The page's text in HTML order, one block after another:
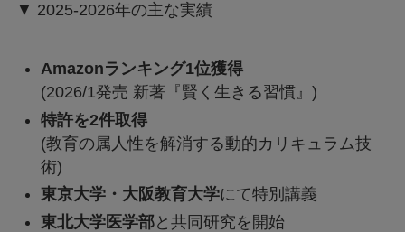
▼ 2025-2026年の主な実績
Amazonランキング1位獲得
(2026/1発売 新著『賢く生きる習慣』)
特許を2件取得
(教育の属人性を解消する動的カリキュラム技
術)
東京大学・大阪教育大学にて特別講義
東北大学医学部と共同研究を開始